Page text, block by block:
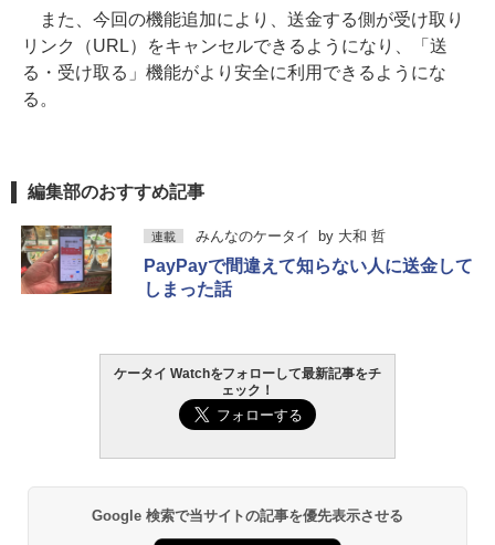
また、今回の機能追加により、送金する側が受け取り
リンク（URL）をキャンセルできるようになり、「送
る・受け取る」機能がより安全に利用できるようにな
る。
編集部のおすすめ記事
連載 みんなのケータイ by 大和 哲
PayPayで間違えて知らない人に送金して
しまった話
ケータイ Watchをフォローして最新記事をチ
ェック！
Google 検索で当サイトの記事を優先表示させる